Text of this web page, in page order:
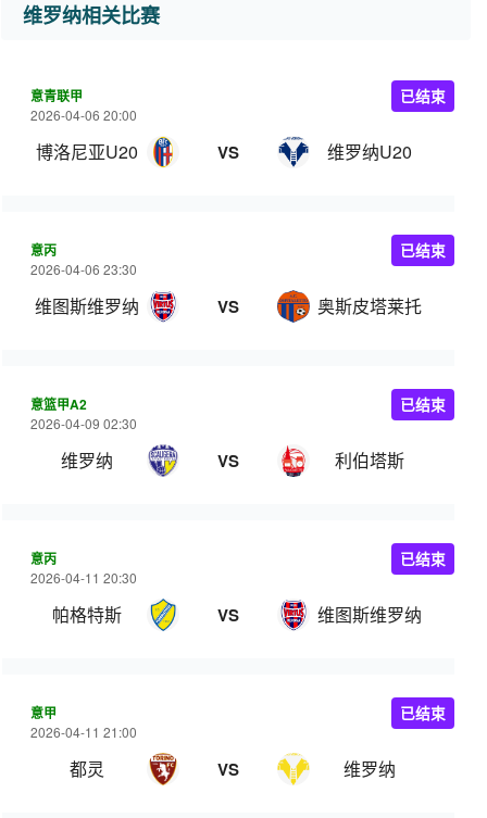
维罗纳相关比赛
意青联甲
2026-04-06 20:00
博洛尼亚U20 VS 维罗纳U20
已结束
意丙
2026-04-06 23:30
维图斯维罗纳 VS 奥斯皮塔莱托
已结束
意篮甲A2
2026-04-09 02:30
维罗纳 VS 利伯塔斯
已结束
意丙
2026-04-11 20:30
帕格特斯 VS 维图斯维罗纳
已结束
意甲
2026-04-11 21:00
都灵 VS 维罗纳
已结束